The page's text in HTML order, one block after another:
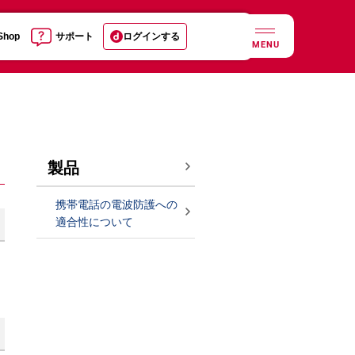
サポート ログインする
MENU
製品
携帯電話の電波防護への
適合性について